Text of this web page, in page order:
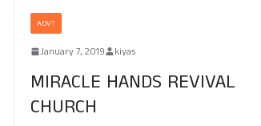
ADVT
January 7, 2019 kiyas
MIRACLE HANDS REVIVAL
CHURCH